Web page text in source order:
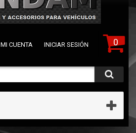
0
MI CUENTA INICIAR SESIÓN